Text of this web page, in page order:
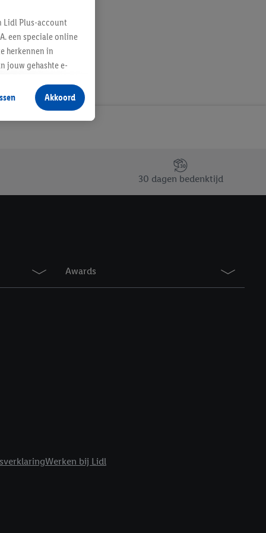
30 dagen bedenktijd
Awards
Werken bij Lidl
Lidl Plus-account
een speciale online
herkennen in
jouw gehashte e-
producten waarin je
te plaatsen
verschillende
kunnen worden
vergelijkbare
Meer informatie,
Akkoord